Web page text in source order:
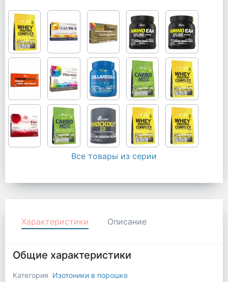
Все товары из серии
Характеристики Описание
Общие характеристики
Категория Изотоники в порошке